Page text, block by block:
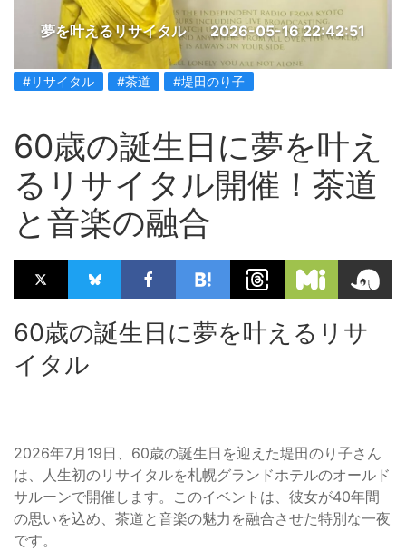
夢を叶えるリサイタル 2026-05-16 22:42:51
#リサイタル #茶道 #堤田のり子
60歳の誕生日に夢を叶え
るリサイタル開催！茶道
と音楽の融合
60歳の誕生日に夢を叶えるリサ
イタル
2026年7月19日、60歳の誕生日を迎えた堤田のり子さん
は、人生初のリサイタルを札幌グランドホテルのオールド
サルーンで開催します。このイベントは、彼女が40年間
の思いを込め、茶道と音楽の魅力を融合させた特別な一夜
です。